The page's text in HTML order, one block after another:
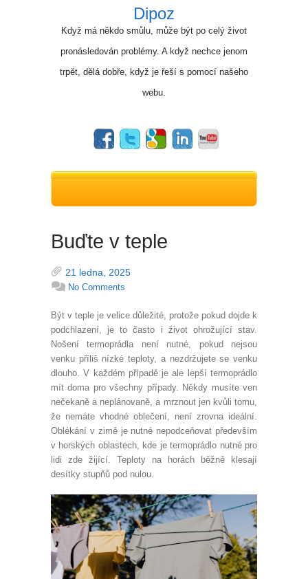
Dipoz
Když má někdo smůlu, může být po celý život
pronásledován problémy. A když nechce jenom
trpět, dělá dobře, když je řeší s pomocí našeho
webu.
Buďte v teple
21 ledna, 2025
No Comments
Být v teple je velice důležité, protože pokud dojde k
podchlazení, je to často i život ohrožující stav.
Nošení termoprádla není nutné, pokud nejsou
venku příliš nízké teploty, a nezdržujete se venku
dlouho. V každém případě je ale lepší termoprádlo
mít doma pro všechny případy. Někdy musíte ven
nečekaně a neplánovaně, a mrznout jen kvůli tomu,
že nemáte vhodné oblečení, není zrovna ideální.
Oblékání v zimě je nutné nepodceňovat především
v horských oblastech, kde je termoprádlo nutné pro
lidi zde žijící. Teploty na horách běžně klesají
desítky stupňů pod nulou.